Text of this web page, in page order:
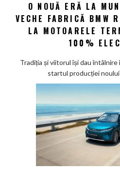
O NOUĂ ERĂ LA
VECHE FABRICĂ BMW
LA MOTOARELE
100%
Tradiția și viitorul își dau întâlnire
startul producției